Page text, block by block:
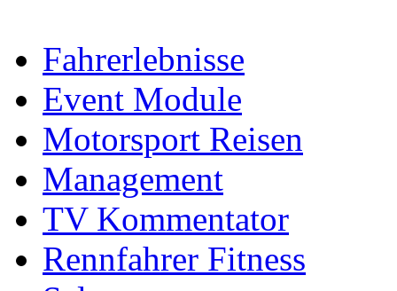
Fahrerlebnisse
Event Module
Motorsport Reisen
Management
TV Kommentator
Rennfahrer Fitness